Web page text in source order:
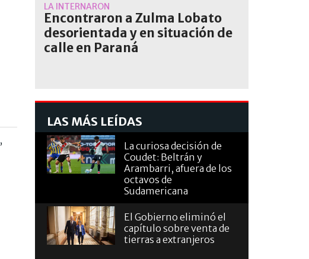
,
LA INTERNARON
Encontraron a Zulma Lobato
desorientada y en situación de
calle en Paraná
LAS MÁS LEÍDAS
La curiosa decisión de
Coudet: Beltrán y
Arambarri, afuera de los
octavos de
Sudamericana
El Gobierno eliminó el
capítulo sobre venta de
tierras a extranjeros